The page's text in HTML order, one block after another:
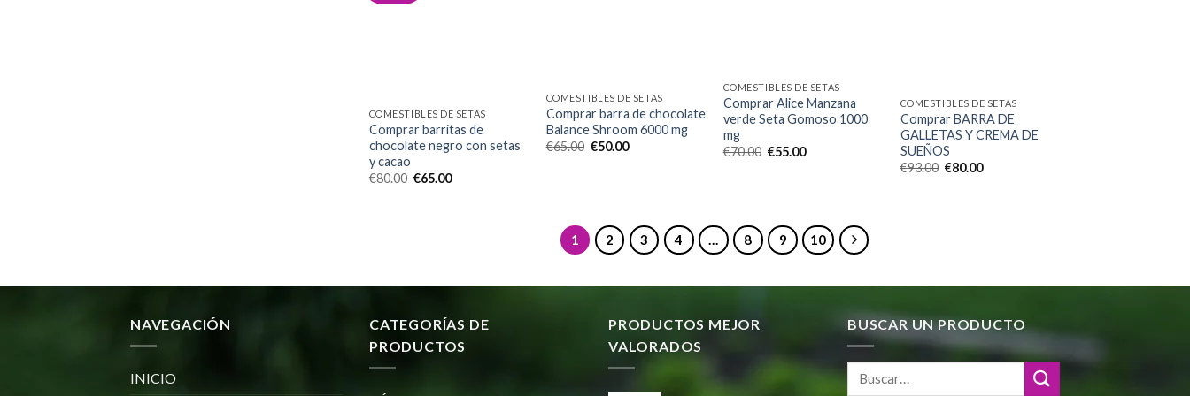
COMESTIBLES DE SETAS
Comprar Alice Manzana
verde Seta Gomoso 1000
mg
€70.00 El
€55.00El
COMESTIBLES DE SETAS
Comprar barra de chocolate
Balance Shroom 6000 mg
€65.00 El
€50.00El
COMESTIBLES DE SETAS
Comprar BARRA DE
GALLETAS Y CREMA DE
SUEÑOS
€93.00 El
€80.00El
COMESTIBLES DE SETAS
Comprar barritas de
chocolate negro con setas
y cacao
€80.00 El
€65.00El
1 2 3 4 … 8 9 10
NAVEGACIÓN
INICIO
CATEGORÍAS DE
PRODUCTOS
PRODUCTOS MEJOR
VALORADOS
BUSCAR UN PRODUCTO